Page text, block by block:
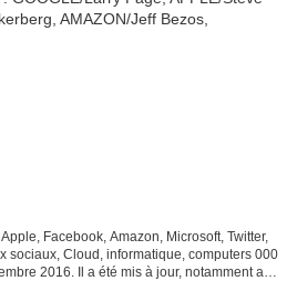
Facebook, Amazon, Microsoft, Twitter,
sociaux, Cloud, informatique, computers 000
2016. Il a été mis à jour, notamment au